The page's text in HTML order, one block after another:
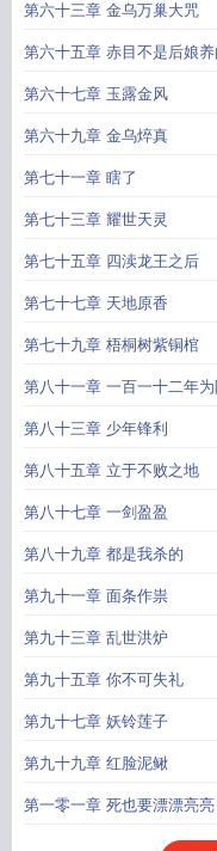
第六十三章 金乌万巢大咒
第六十五章 赤目不是后娘养
第六十七章 玉露金风
第六十九章 金乌焠真
第七十一章 瞎了
第七十三章 耀世天灵
第七十五章 四渎龙王之后
第七十七章 天地原香
第七十九章 梧桐树紫铜棺
第八十一章 一百一十二年为
第八十三章 少年锋利
第八十五章 立于不败之地
第八十七章 一剑盈盈
第八十九章 都是我杀的
第九十一章 面条作祟
第九十三章 乱世洪炉
第九十五章 你不可失礼
第九十七章 妖铃莲子
第九十九章 红脸泥鳅
第一零一章 死也要漂漂亮亮